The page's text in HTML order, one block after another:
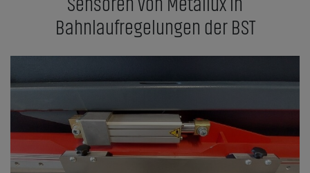
Sensoren von Metallux in
Bahnlaufregelungen der BST